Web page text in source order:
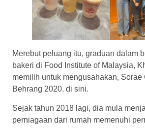
Merebut peluang itu, graduan dalam
bakeri di Food Institute of Malaysia,
memilih untuk mengusahakan, Sorae
Behrang 2020, di sini.
Sejak tahun 2018 lagi, dia mula
perniagaan dari rumah memenuhi